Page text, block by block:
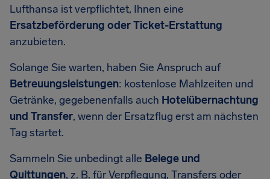
Lufthansa ist verpflichtet, Ihnen eine
Ersatzbeförderung oder Ticket-Erstattung
anzubieten.
Solange Sie warten, haben Sie Anspruch auf
Betreuungsleistungen: kostenlose Mahlzeiten und
Getränke, gegebenenfalls auch Hotelübernachtung
und Transfer, wenn der Ersatzflug erst am nächsten
Tag startet.
Sammeln Sie unbedingt alle Belege und
Quittungen, z. B. für Verpflegung, Transfers oder